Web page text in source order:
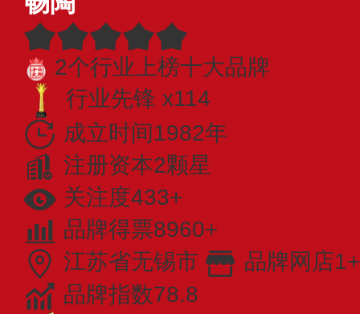
2个行业上榜十大品牌
行业先锋 x114
成立时间1982年
注册资本2颗星
关注度433+
品牌得票8960+
江苏省无锡市
品牌网店1+
品牌指数78.8